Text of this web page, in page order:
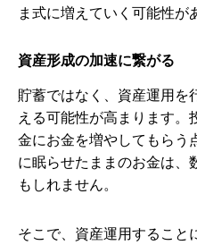
ま式に増えていく可能性が
資産形成の加速に繋がる
貯蓄ではなく、資産運用を
える可能性が高まります。
金にお金を増やしてもらう
に眠らせたままのお金は、
もしれません。
そこで、資産運用すること